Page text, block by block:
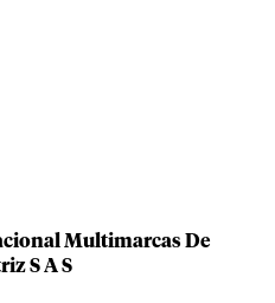
Multimarcas De
S A S